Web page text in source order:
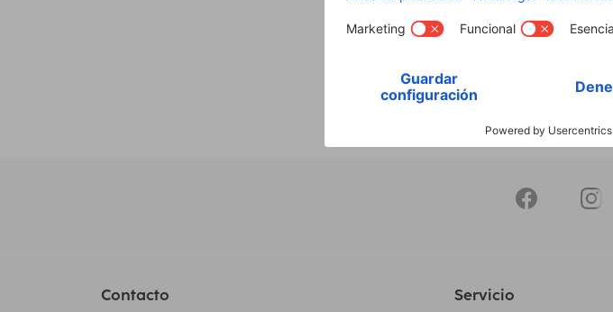
Contacto Servicio